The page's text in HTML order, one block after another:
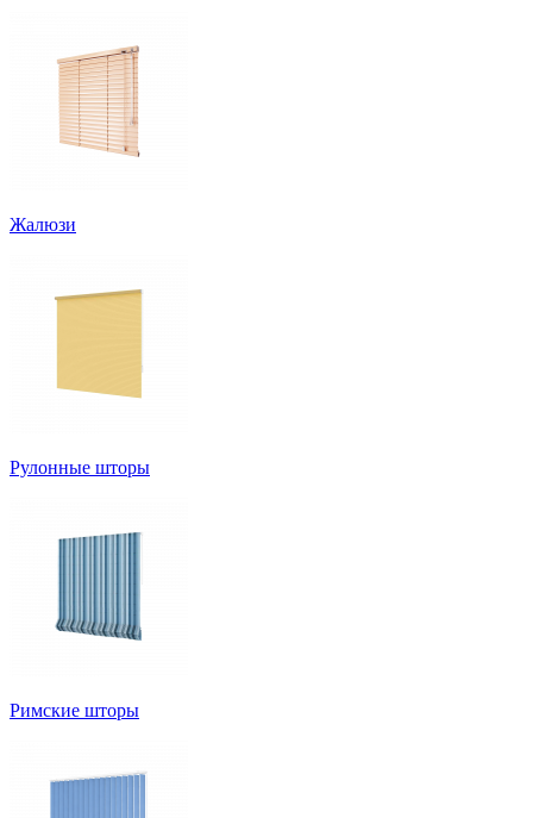
Жалюзи
Рулонные шторы
Римские шторы